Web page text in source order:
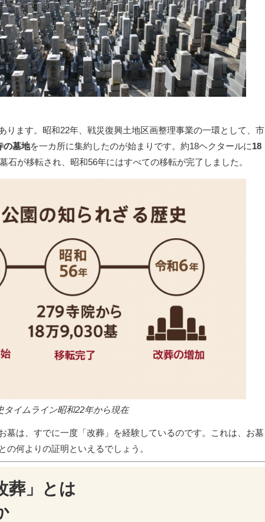
ります。昭和22年、戦災復興土地区画整理事業の一環として、市
の墓地を一カ所に集約したのが始まりです。約18ヘクタールに18
石が移転され、昭和56年にはすべての移転が完了しました。
タイムライン昭和22年から現在
墓は、すでに一度「改葬」を経験しているのです。これは、お墓
の何よりの証明といえるでしょう。
葬」とは